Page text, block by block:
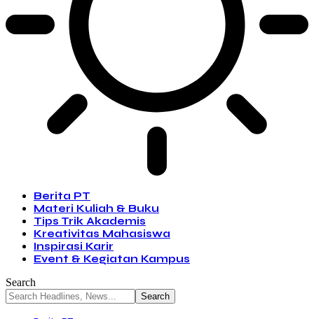
Berita PT
Materi Kuliah & Buku
Tips Trik Akademis
Kreativitas Mahasiswa
Inspirasi Karir
Event & Kegiatan Kampus
Search